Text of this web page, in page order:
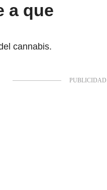
a que
cannabis.